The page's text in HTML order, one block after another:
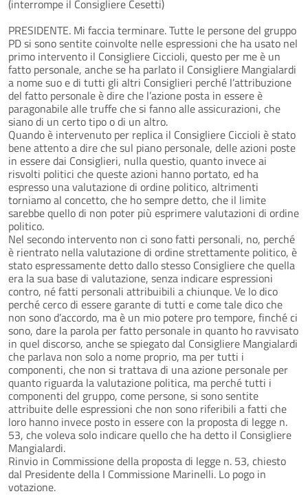
(interrompe il Consigliere Cesetti)
PRESIDENTE. Mi faccia terminare. Tutte le persone del gruppo
PD si sono sentite coinvolte nelle espressioni che ha usato nel
primo intervento il Consigliere Ciccioli, questo per me è un
fatto personale, anche se ha parlato il Consigliere Mangialardi
a nome suo e di tutti gli altri Consiglieri perché l’attribuzione
del fatto personale è dire che l’azione posta in essere è
paragonabile alle truffe che si fanno alle assicurazioni, che
siano di un certo tipo o di un altro.
Quando è intervenuto per replica il Consigliere Ciccioli è stato
bene attento a dire che sul piano personale, delle azioni poste
in essere dai Consiglieri, nulla questio, quanto invece ai
risvolti politici che queste azioni hanno portato, ed ha
espresso una valutazione di ordine politico, altrimenti
torniamo al concetto, che ho sempre detto, che il limite
sarebbe quello di non poter più esprimere valutazioni di ordine
politico.
Nel secondo intervento non ci sono fatti personali, no, perché
è rientrato nella valutazione di ordine strettamente politico, è
stato espressamente detto dallo stesso Consigliere che quella
era la sua base di valutazione, senza indicare espressioni
contro, né fatti personali attribuibili a chiunque. Ve lo dico
perché cerco di essere garante di tutti e come tale dico che
non sono d’accordo, ma è un mio potere pro tempore, finché ci
sono, dare la parola per fatto personale in quanto ho ravvisato
in quel discorso, anche se spiegato dal Consigliere Mangialardi
che parlava non solo a nome proprio, ma per tutti i
componenti, che non si trattava di una azione personale per
quanto riguarda la valutazione politica, ma perché tutti i
componenti del gruppo, come persone, si sono sentite
attribuite delle espressioni che non sono riferibili a fatti che
loro hanno invece posto in essere con la proposta di legge n.
53, che voleva solo indicare quello che ha detto il Consigliere
Mangialardi.
Rinvio in Commissione della proposta di legge n. 53, chiesto
dal Presidente della I Commissione Marinelli. Lo pogo in
votazione.